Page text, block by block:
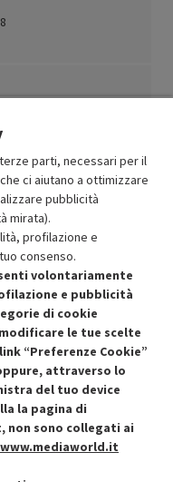
dal contratto qui
parti, necessari per il
ci aiutano a ottimizzare
pubblicità
mirata).
profilazione e
consenso.
volontariamente
e pubblicità
di cookie
le tue scelte
“Preferenze Cookie”
attraverso lo
del tuo device
la pagina di
non sono collegati ai
www.mediaworld.it